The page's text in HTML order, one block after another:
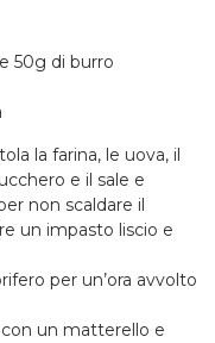
50g di burro
la farina, le uova, il
e il sale e
non scaldare il
un impasto liscio e
per un’ora avvolto
un matterello e